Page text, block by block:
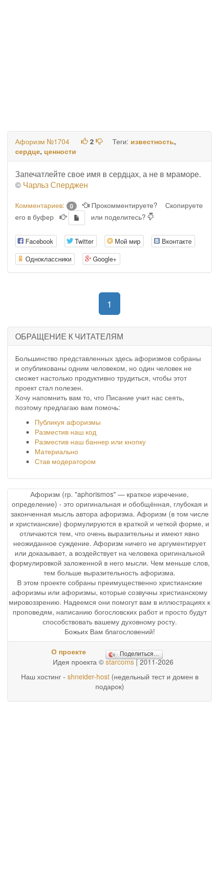
Афоризм №1704 2 Теги: известность,
сердце, ценности
Запечатлейте свое имя в сердцах, а не в мраморе.
© Чарльз Сперджен
Комментариев: 0 Прокомментируете?
Скопируете
его в буфер
или поделитесь?
Facebook Twitter Мой мир
Вконтакте
Одноклассники
Google+
1
ОБРАЩЕНИЕ К ЧИТАТЕЛЯМ
Большинство представленных здесь афоризмов собраны
и опубликованы одним человеком, но один человек не
сможет настолько продуктивно трудиться, чтобы этот
проект стал полезен.
Хочу напомнить вам то, что Писание учит нас сеять,
поэтому предлагаю вам помочь:
Публикуя афоризмы
Разместив наш код
Разместив наш баннер или кнопку
Материально
Став модератором
Афоризм (гр. "aphorismos" — краткое изречение,
определение) - это оригинальная и обобщённая, глубокая и
законченная мысль автора афоризма. Афоризм (в том числе
и христианские) формулируются в краткой и четкой форме, и
отличаются тем, что очень выразительны и имеют явно
неожиданное суждение. Афоризм ничего не аргументирует
или доказывает, а воздействует на человека оригинальной
формулировкой заложенной в него мысли. Чем меньше слов,
тем больше выразительность афоризма.
В этом проекте собраны преимущественно христианские
афоризмы или афоризмы, которые созвучны христианскому
мировоззрению. Надеемся они помогут вам в иллюстрациях к
проповедям, написанию богословских работ и просто будут
способствовать вашему духовному росту.
Божьих Вам благословений!
О проекте Поделиться…
Идея проекта © starcoms| 2011-2026
Наш хостинг - shneider-host(недельный тест и домен в
подарок)